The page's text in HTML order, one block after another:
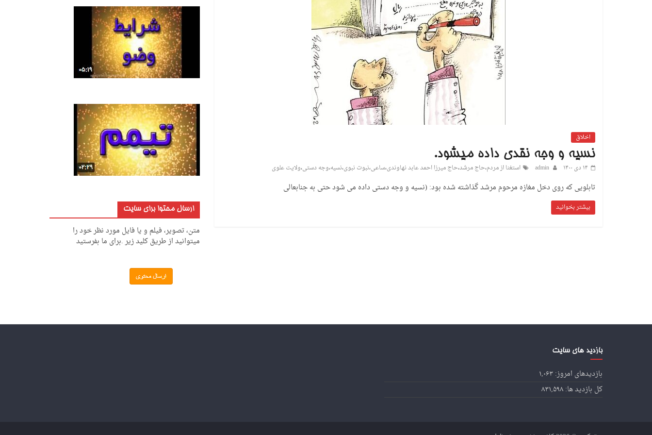
اخلاق
نسیه و وجه نقدی داده میشود.
۱۴ دی ۱۴۰۰ admin استغنا از مردم،حاج مرشد،حاج میرزا احمد عابد نهاوندی،ساعی،نبوت نبوی،نسیه،وجه دستی،ولایت علوی
تابلویی که روی دخل مغازه مرحوم مرشد گذاشته شده بود: (نسیه و وجه دستی داده می شود حتی به جنابعالی
بیشتر بخوانید ارسال محتوا برای سایت
متن، تصویر، فیلم و یا فایل مورد نظر خود را
میتوانید از طریق کلید زیر .برای ما بفرستید
بازدید های سایت
بازدیدهای امروز:۱,۰۶۳
کل بازدید ها:۸۳۱,۵۹۸